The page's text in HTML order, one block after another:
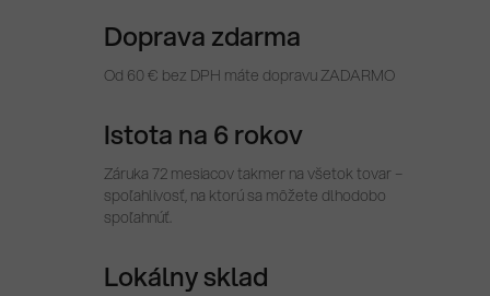
Doprava zdarma
Od 60 € bez DPH máte dopravu ZADARMO
Istota na 6 rokov
Záruka 72 mesiacov takmer na všetok tovar –
spoľahlivosť, na ktorú sa môžete dlhodobo
spoľahnúť.
Lokálny sklad